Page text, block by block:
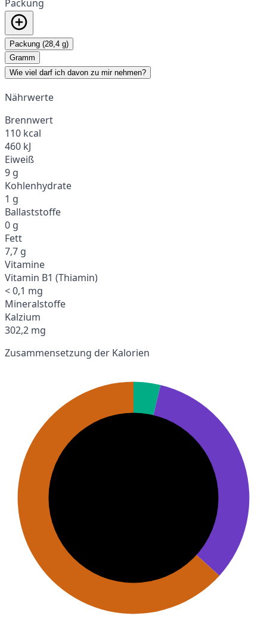
Packung
Packung (28,4 g)
Gramm
Wie viel darf ich davon zu mir nehmen?
Nährwerte
Brennwert
110 kcal
460 kJ
Eiweiß
9 g
Kohlenhydrate
1 g
Ballaststoffe
0 g
Fett
7,7 g
Vitamine
Vitamin B1 (Thiamin)
< 0,1 mg
Mineralstoffe
Kalzium
302,2 mg
Zusammensetzung der Kalorien